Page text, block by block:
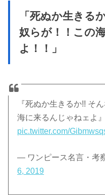
「死ぬか生きる
奴らが！！この
よ！！」
『死ぬか生きるか!! そ
海に来るんじゃねェよ
pic.twitter.com/
— ワンピース名言・考
6, 2019